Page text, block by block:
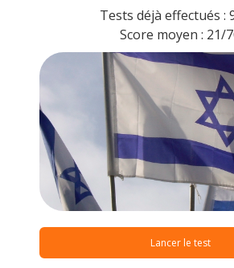
Tests déjà effectués :
Score moyen : 21/
Lancer le test